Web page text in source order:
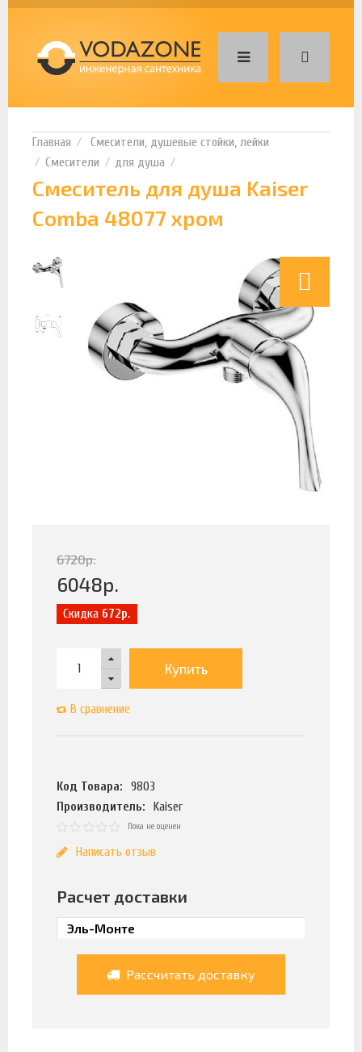
Смесители, душевые стойки, лейки
Смесители
для душа
Смеситель для душа Kaiser
Comba 48077 хром
6720р.
6048р.
Скидка 672р.
Купить
В сравнение
Код Товара:
9803
Производитель:
Kaiser
Пока не оценен
Написать отзыв
Расчет доставки
Рассчитать доставку